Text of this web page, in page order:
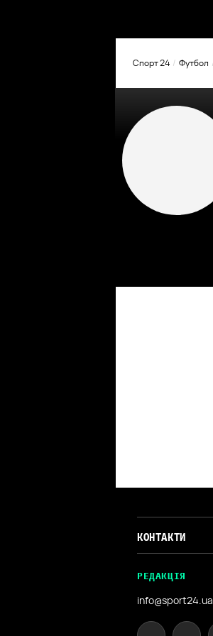
Спорт 24 Футбол
КОНТАКТИ
РЕДАКЦІЯ
info@sport24.ua